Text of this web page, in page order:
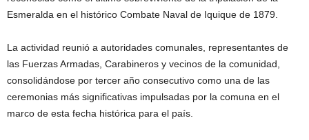
Esmeralda en el histórico Combate Naval de Iquique de 1879.
La actividad reunió a autoridades comunales, representantes de
las Fuerzas Armadas, Carabineros y vecinos de la comunidad,
consolidándose por tercer año consecutivo como una de las
ceremonias más significativas impulsadas por la comuna en el
marco de esta fecha histórica para el país.